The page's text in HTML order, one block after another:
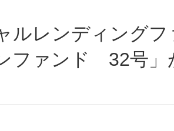
ファンド 32号」